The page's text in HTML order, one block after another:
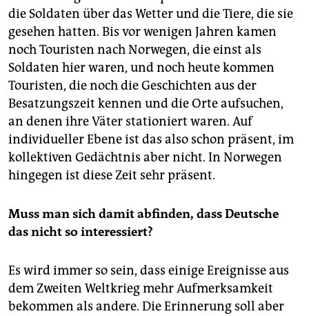
die Soldaten über das Wetter und die Tiere, die sie
gesehen hatten. Bis vor wenigen Jahren kamen
noch Touristen nach Norwegen, die einst als
Soldaten hier waren, und noch heute kommen
Touristen, die noch die Geschichten aus der
Besatzungszeit kennen und die Orte aufsuchen,
an denen ihre Väter stationiert waren. Auf
individueller Ebene ist das also schon präsent, im
kollektiven Gedächtnis aber nicht. In Norwegen
hingegen ist diese Zeit sehr präsent.
Muss man sich damit abfinden, dass Deutsche
das nicht so interessiert?
Es wird immer so sein, dass einige Ereignisse aus
dem Zweiten Weltkrieg mehr Aufmerksamkeit
bekommen als andere. Die Erinnerung soll aber